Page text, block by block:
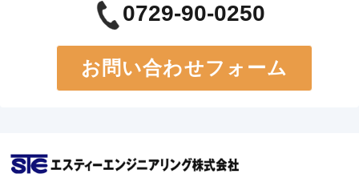
0729-90-0250
お問い合わせフォーム